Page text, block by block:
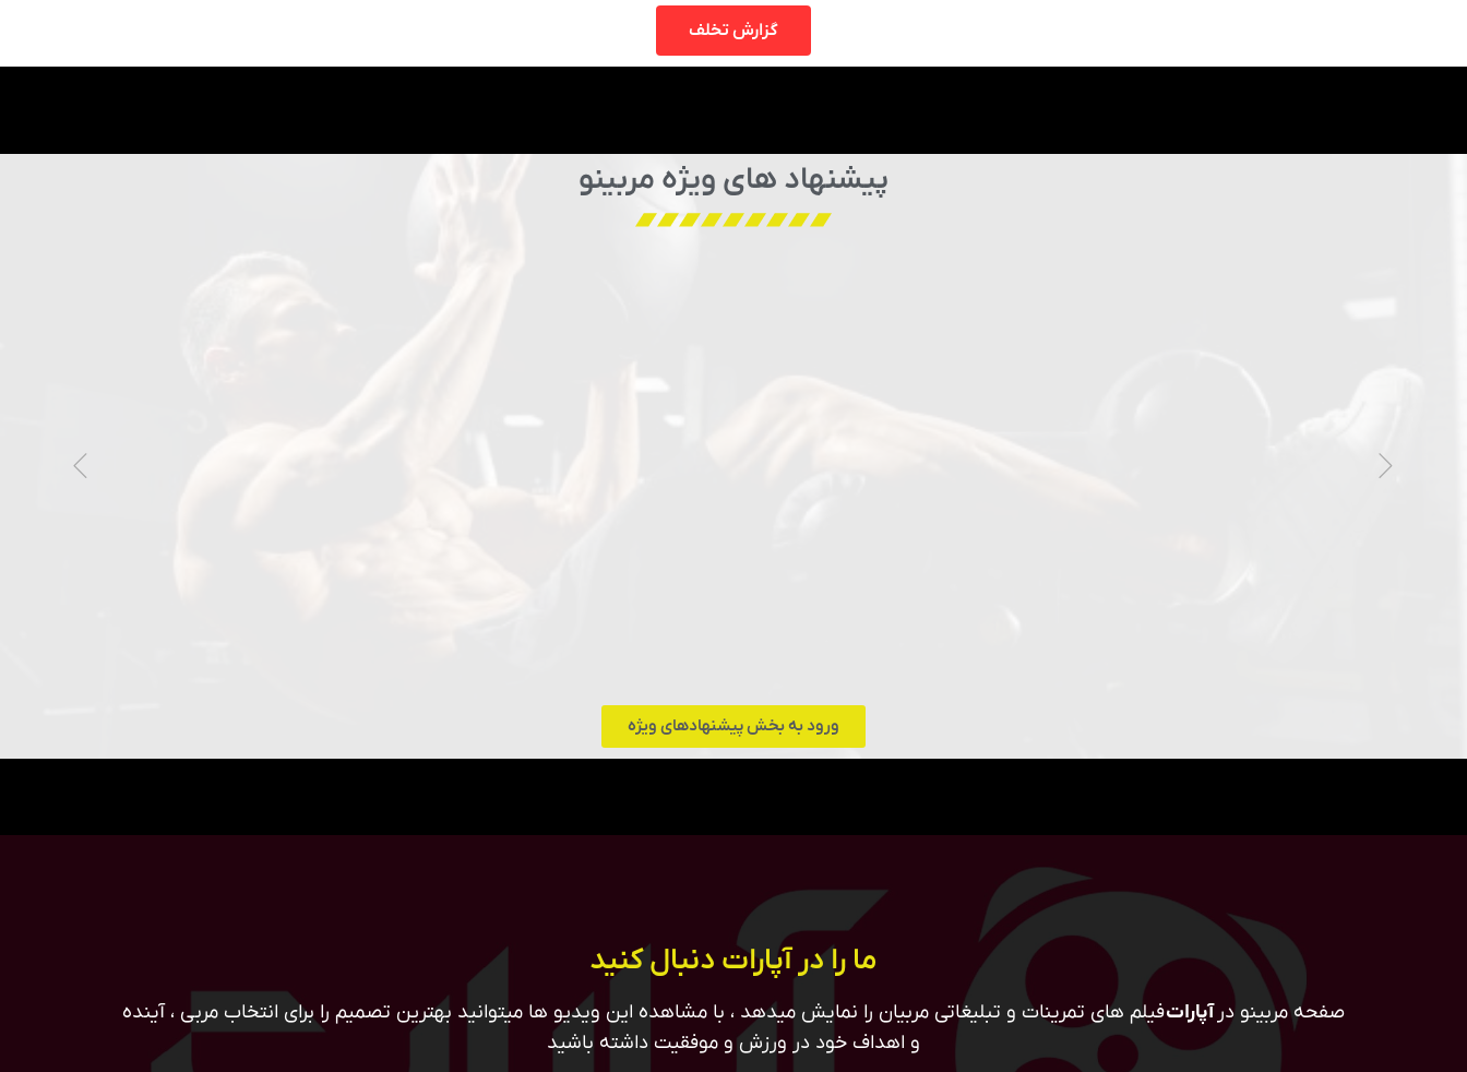
گزارش تخلف
پیشنهاد های ویژه مربینو
ورود به بخش پیشنهادهای ویژه
ما را در آپارات دنبال کنید
صفحه مربینو در آپاراتفیلم های تمرینات و تبلیغاتی مربیان را نمایش میدهد ، با مشاهده این ویدیو ها میتوانید بهترین تصمیم را برای انتخاب مربی ، آینده
و اهداف خود در ورزش و موفقیت داشته باشید